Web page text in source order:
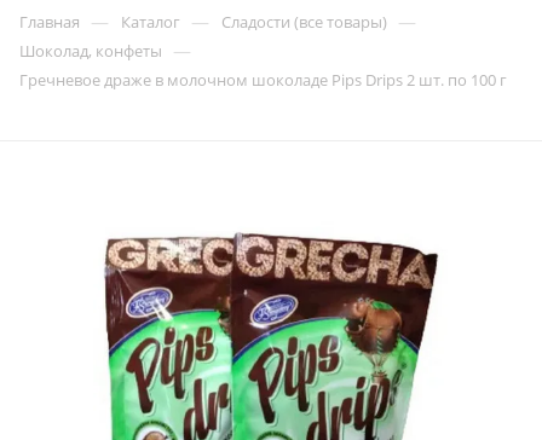
Главная — Каталог — Сладости (все товары) —
Шоколад, конфеты —
Гречневое драже в молочном шоколаде Pips Drips 2 шт. по 100 г